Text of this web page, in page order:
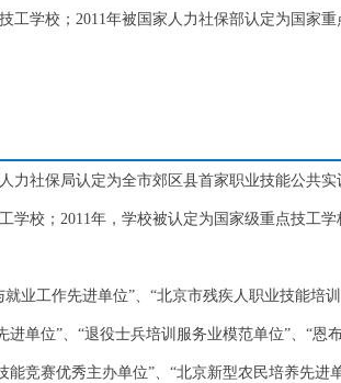
工学校；2011年被国家人力社保部认定为国家
力社保局认定为全市郊区县首家职业技能公共
学校；2011年，学校被认定为国家级重点技工
业工作先进单位”、“北京市残疾人职业技能培
单位”、“退役士兵培训服务业模范单位”、“恩
竞赛优秀主办单位”、“北京新型农民培养先进